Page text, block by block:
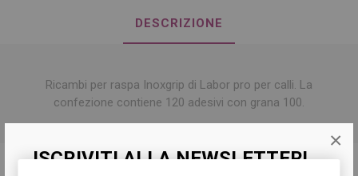
ISCRIVITI ALLA NEWSLETTER!
×
DESCRIZIONE
Ricambi per raspa Inoxgrip di Labor pro per calli. La
confezione contiene 120 adesivi con grana 100.